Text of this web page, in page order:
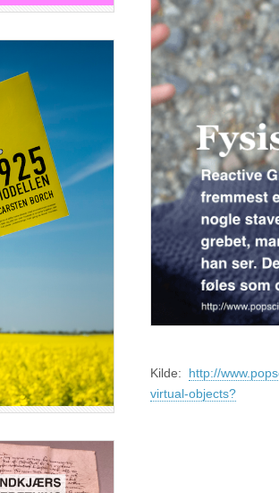
Kilde: http://
virtual-objects?